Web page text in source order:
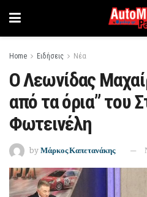
Home Ειδήσεις Νέα
Ο Λεωνίδας
από τα όρια” του
Φωτεινέλη
by Μάρκος Καπετανάκης